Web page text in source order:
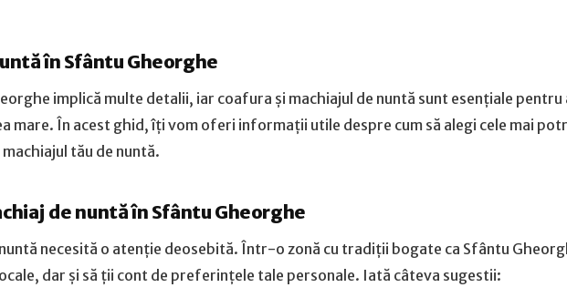
în Sfântu Gheorghe
implică multe detalii, iar coafura și machiajul de nuntă sunt esențiale pentru
mare. În acest ghid, îți vom oferi informații utile despre cum să alegi cele mai
tău de nuntă.
de nuntă în Sfântu Gheorghe
necesită o atenție deosebită. Într-o zonă cu tradiții bogate ca Sfântu
dar și să ții cont de preferințele tale personale. Iată câteva sugestii: